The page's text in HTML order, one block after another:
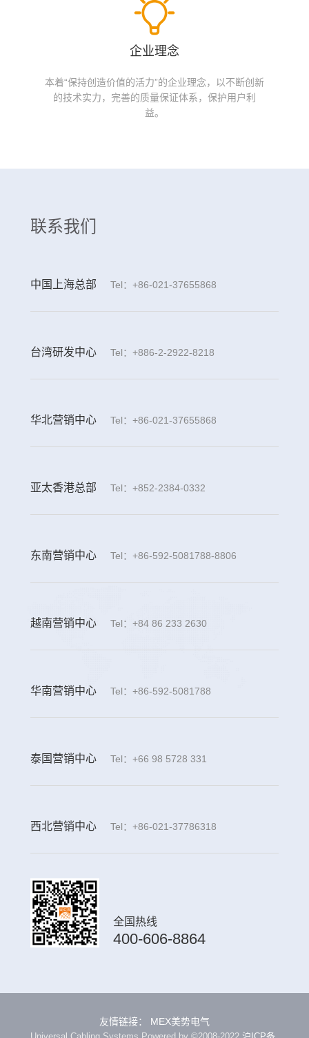
企业理念
本着“保持创造价值的活力”的企业理念，以不断创新
的技术实力，完善的质量保证体系，保护用户利
益。
联系我们
中国上海总部 Tel：+86-021-37655868
台湾研发中心 Tel：+886-2-2922-8218
华北营销中心 Tel：+86-021-37655868
亚太香港总部 Tel：+852-2384-0332
东南营销中心 Tel：+86-592-5081788-8806
越南营销中心 Tel：+84 86 233 2630
华南营销中心 Tel：+86-592-5081788
泰国营销中心 Tel：+66 98 5728 331
西北营销中心 Tel：+86-021-37786318
全国热线
400-606-8864
友情链接： MEX美势电气